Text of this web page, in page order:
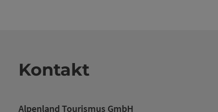
Kontakt
Alpenland Tourismus GmbH